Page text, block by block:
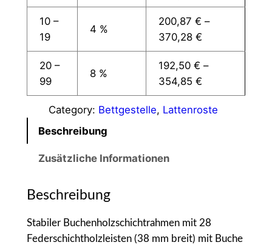
e
e
e
10 –
19
4 %
200,87 € –
370,28 €
20 –
99
8 %
192,50 € –
354,85 €
Category: Bettgestelle, Lattenroste
Beschreibung
Zusätzliche Informationen
Beschreibung
Stabiler Buchenholzschichtrahmen mit 28
Federschichtholzleisten (38 mm breit) mit Buche